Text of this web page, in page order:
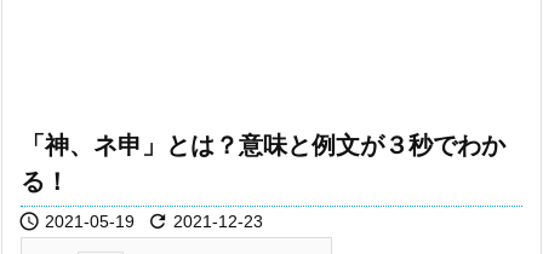
「神、ネ申」とは？意味と例文が３秒でわか
る！
 2021-05-19  2021-12-23